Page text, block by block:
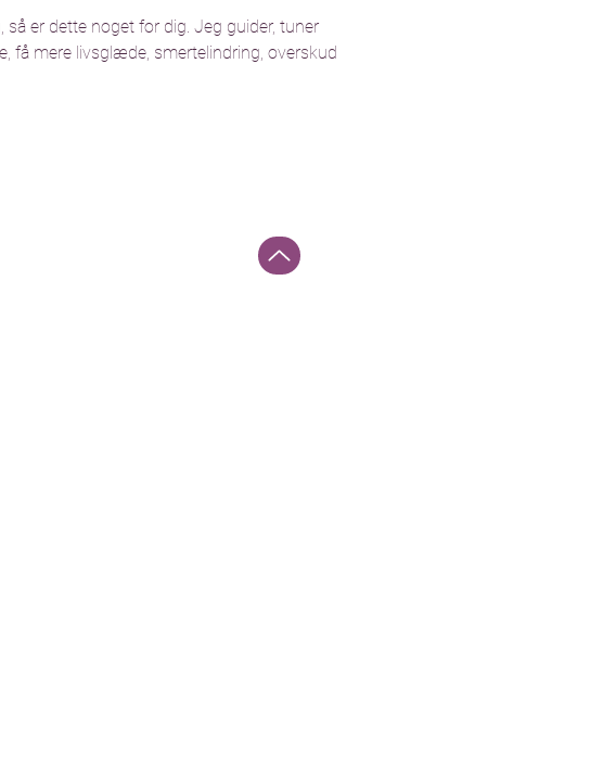
er dette noget for dig. Jeg guider, tuner
få mere livsglæde, smertelindring, overskud